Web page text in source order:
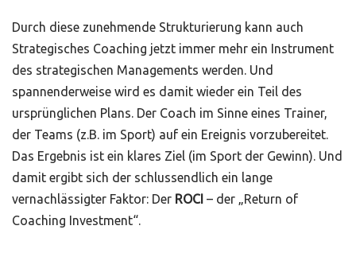
Durch diese zunehmende Strukturierung kann auch
Strategisches Coaching jetzt immer mehr ein Instrument
des strategischen Managements werden. Und
spannenderweise wird es damit wieder ein Teil des
ursprünglichen Plans. Der Coach im Sinne eines Trainer,
der Teams (z.B. im Sport) auf ein Ereignis vorzubereitet.
Das Ergebnis ist ein klares Ziel (im Sport der Gewinn). Und
damit ergibt sich der schlussendlich ein lange
vernachlässigter Faktor: Der ROCI – der „Return of
Coaching Investment“.